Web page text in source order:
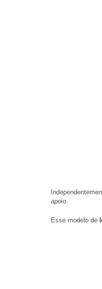
apoio.
Esse modelo de